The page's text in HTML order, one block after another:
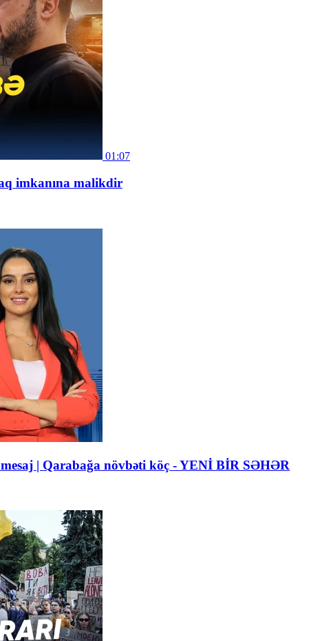
01:07
imkanına malikdir
| Qarabağa növbəti köç - YENİ BİR SƏHƏR